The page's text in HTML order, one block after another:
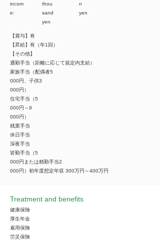
incom
e:
thou
sand
yen
n
yen
【賞与】有
【昇給】有（年1回）
【その他】
通勤手当（距離に応じて規定内支給）
家族手当（配偶者5
000円、子供3
000円）
住宅手当（5
000円～9
000円）
残業手当
休日手当
深夜手当
皆勤手当（5
000円または精勤手当2
000円）初年度想定年収 300万円～400万円
Treatment and benefits
健康保険
厚生年金
雇用保険
労災保険